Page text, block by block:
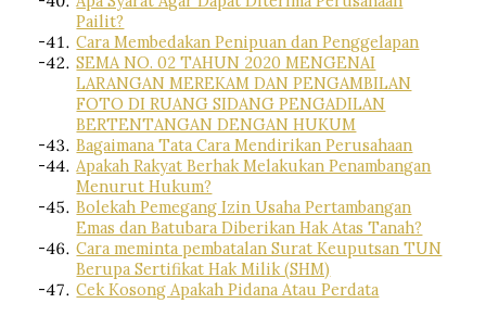
Pailit?
Cara Membedakan Penipuan dan Penggelapan
SEMA NO. 02 TAHUN 2020 MENGENAI
LARANGAN MEREKAM DAN PENGAMBILAN
FOTO DI RUANG SIDANG PENGADILAN
BERTENTANGAN DENGAN HUKUM
Bagaimana Tata Cara Mendirikan Perusahaan
Apakah Rakyat Berhak Melakukan Penambangan
Menurut Hukum?
Bolekah Pemegang Izin Usaha Pertambangan
Emas dan Batubara Diberikan Hak Atas Tanah?
Cara meminta pembatalan Surat Keuputsan TUN
Berupa Sertifikat Hak Milik (SHM)
Cek Kosong Apakah Pidana Atau Perdata